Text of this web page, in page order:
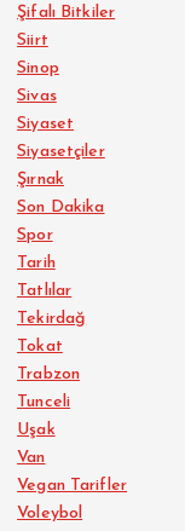
Şifalı Bitkiler
Siirt
Sinop
Sivas
Siyaset
Siyasetçiler
Şırnak
Son Dakika
Spor
Tarih
Tatlılar
Tekirdağ
Tokat
Trabzon
Tunceli
Uşak
Van
Vegan Tarifler
Voleybol